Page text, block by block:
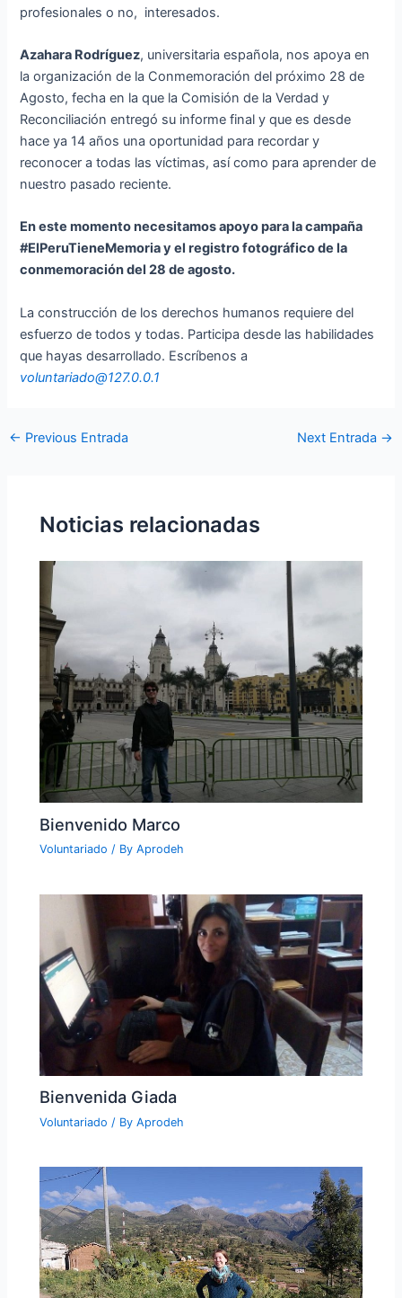
profesionales o no, interesados.
Azahara Rodríguez, universitaria española, nos apoya en
la organización de la Conmemoración del próximo 28 de
Agosto, fecha en la que la Comisión de la Verdad y
Reconciliación entregó su informe final y que es desde
hace ya 14 años una oportunidad para recordar y
reconocer a todas las víctimas, así como para aprender de
nuestro pasado reciente.
En este momento necesitamos apoyo para la campaña
#ElPeruTieneMemoria y el registro fotográfico de la
conmemoración del 28 de agosto.
La construcción de los derechos humanos requiere del
esfuerzo de todos y todas. Participa desde las habilidades
que hayas desarrollado. Escríbenos a
voluntariado@127.0.0.1
← Previous Entrada Next Entrada →
Noticias relacionadas
Bienvenido Marco
Voluntariado / ByAprodeh
Bienvenida Giada
Voluntariado / ByAprodeh